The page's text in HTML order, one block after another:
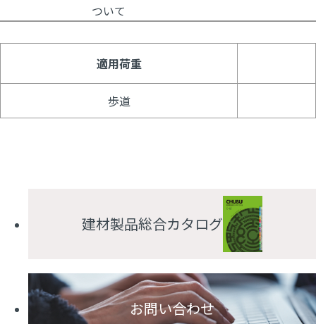
ついて
適用荷重
歩道
建材製品総合カタログ
お問い合わせ